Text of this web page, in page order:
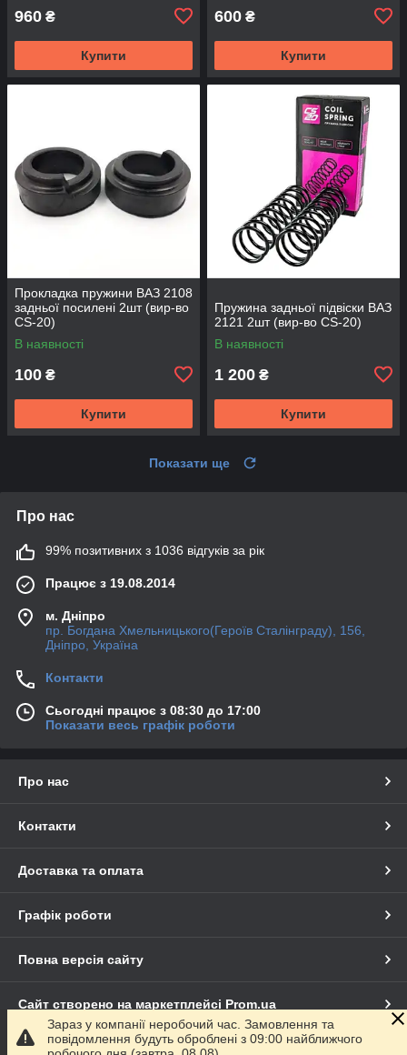
960 ₴
Купити
600 ₴
Купити
Прокладка пружини ВАЗ 2108
задньої посилені 2шт (вир-во
CS-20)
В наявності
100 ₴
Купити
Пружина задньої підвіски ВАЗ
2121 2шт (вир-во CS-20)
В наявності
1 200 ₴
Купити
Показати ще
Про нас
99% позитивних з 1036 відгуків за рік
Працює з 19.08.2014
м. Дніпро
пр. Богдана Хмельницького(Героїв Сталінграду), 156,
Дніпро, Україна
Контакти
Сьогодні працює з 08:30 до 17:00
Показати весь графік роботи
Про нас
Контакти
Доставка та оплата
Графік роботи
Повна версія сайту
Сайт створено на маркетплейсі Prom.ua
Політика конфіденційності
Зараз у компанії неробочий час. Замовлення та
повідомлення будуть оброблені з 09:00 найближчого